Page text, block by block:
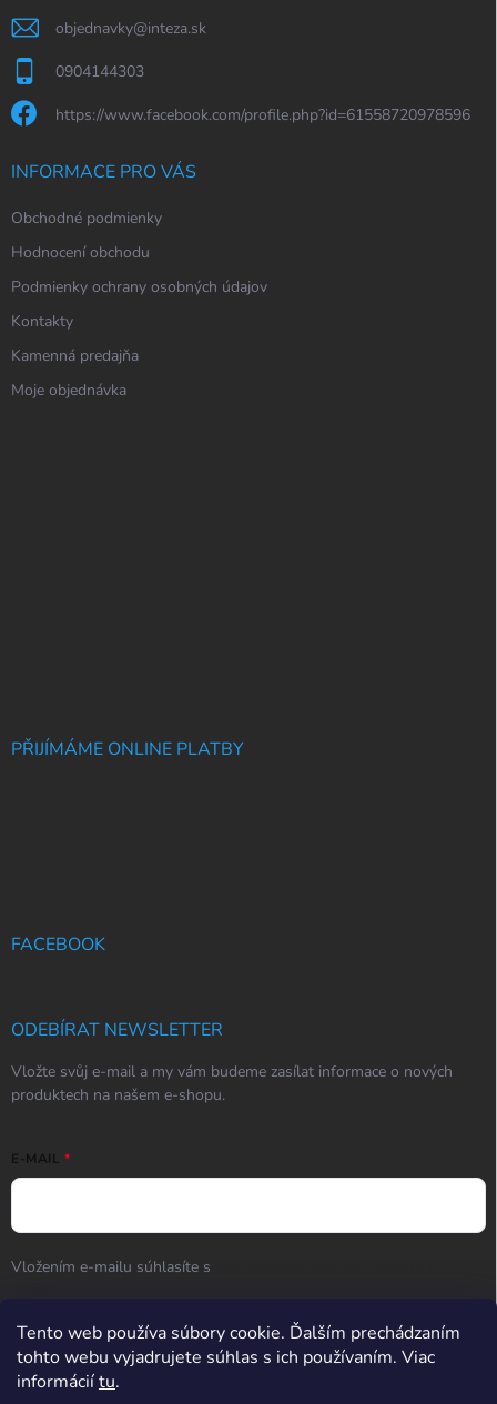
Tento web používa súbory cookie. Ďalším prechádzaním
tohto webu vyjadrujete súhlas s ich používaním. Viac
informáciítu.
objednavky@inteza.sk
0904144303
https://www.facebook.com/profile.php?id=61558720978596
INFORMACE PRO VÁS
Obchodné podmienky
Hodnocení obchodu
Podmienky ochrany osobných údajov
Kontakty
Kamenná predajňa
Moje objednávka
PŘIJÍMÁME ONLINE PLATBY
FACEBOOK
ODEBÍRAT NEWSLETTER
Vložte svůj e-mail a my vám budeme zasílat informace o nových
produktech na našem e-shopu.
E-MAIL
Vložením e-mailu súhlasíte s
Přihlásit se